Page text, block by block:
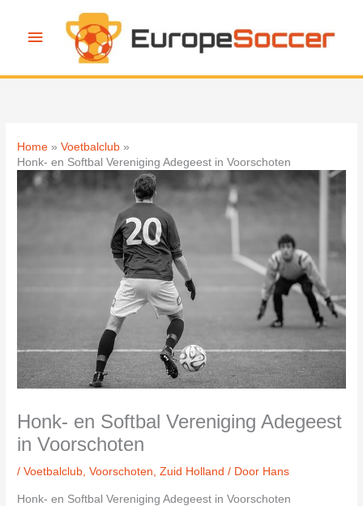
Hoofdmenu
Home
Voetbalclub
Honk- en Softbal Vereniging Adegeest in Voorschoten
Honk- en Softbal Vereniging Adegeest
in Voorschoten
/Voetbalclub,Voorschoten,Zuid Holland / Door Hans
Honk- en Softbal Vereniging Adegeest in Voorschoten